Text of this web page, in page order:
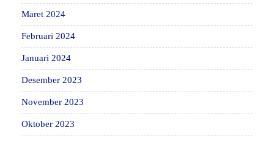
Maret 2024
Februari 2024
Januari 2024
Desember 2023
November 2023
Oktober 2023